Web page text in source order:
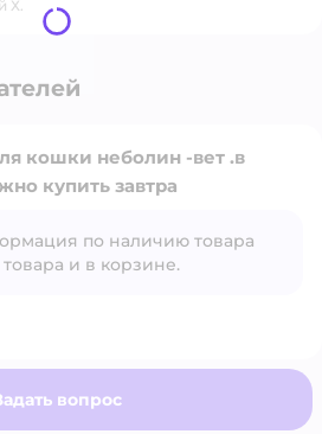
Х.
Открыть вопрос
кошки неболин -вет .в
купить завтра
по наличию товара
и в корзине.
вопрос